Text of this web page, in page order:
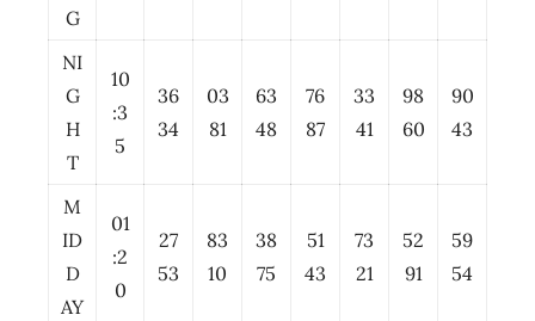
G
NI
G
H
T
10
:3
5
36
34
03
81
63
48
76
87
33
41
98
60
90
43
M
ID
D
AY
01
:2
0
27
53
83
10
38
75
51
43
73
21
52
91
59
54